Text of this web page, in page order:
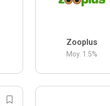
Zooplus
Moy. 1.5%